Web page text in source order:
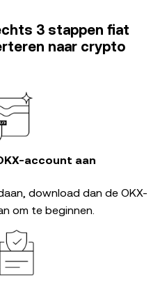
3 stappen fiat
naar crypto
account aan
download dan de OKX-
om te beginnen.